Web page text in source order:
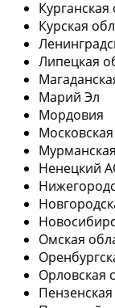
Курганская
Курская
Липецкая
Марий Эл
Мордовия
Ненецкий
Омская
Орловская